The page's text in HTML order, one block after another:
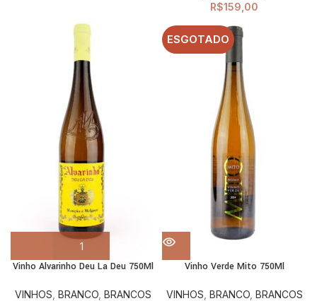
R$159,00
Vinho Alvarinho Deu La Deu 750Ml
VINHOS BRANCO, BRANCOS
ESGOTADO
Vinho Verde Mito 750Ml
VINHOS BRANCO, BRANCOS